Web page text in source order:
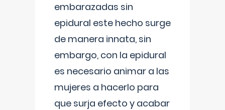
embarazadas sin
epidural este hecho surge
de manera innata, sin
embargo, con la epidural
es necesario animar a las
mujeres a hacerlo para
que surja efecto y acabar